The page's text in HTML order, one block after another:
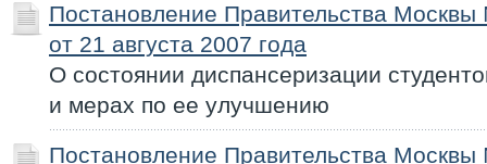
Постановление Правительства
от 21 августа 2007 года
О состоянии диспансеризации
и мерах по ее улучшению
Постановление Правительства